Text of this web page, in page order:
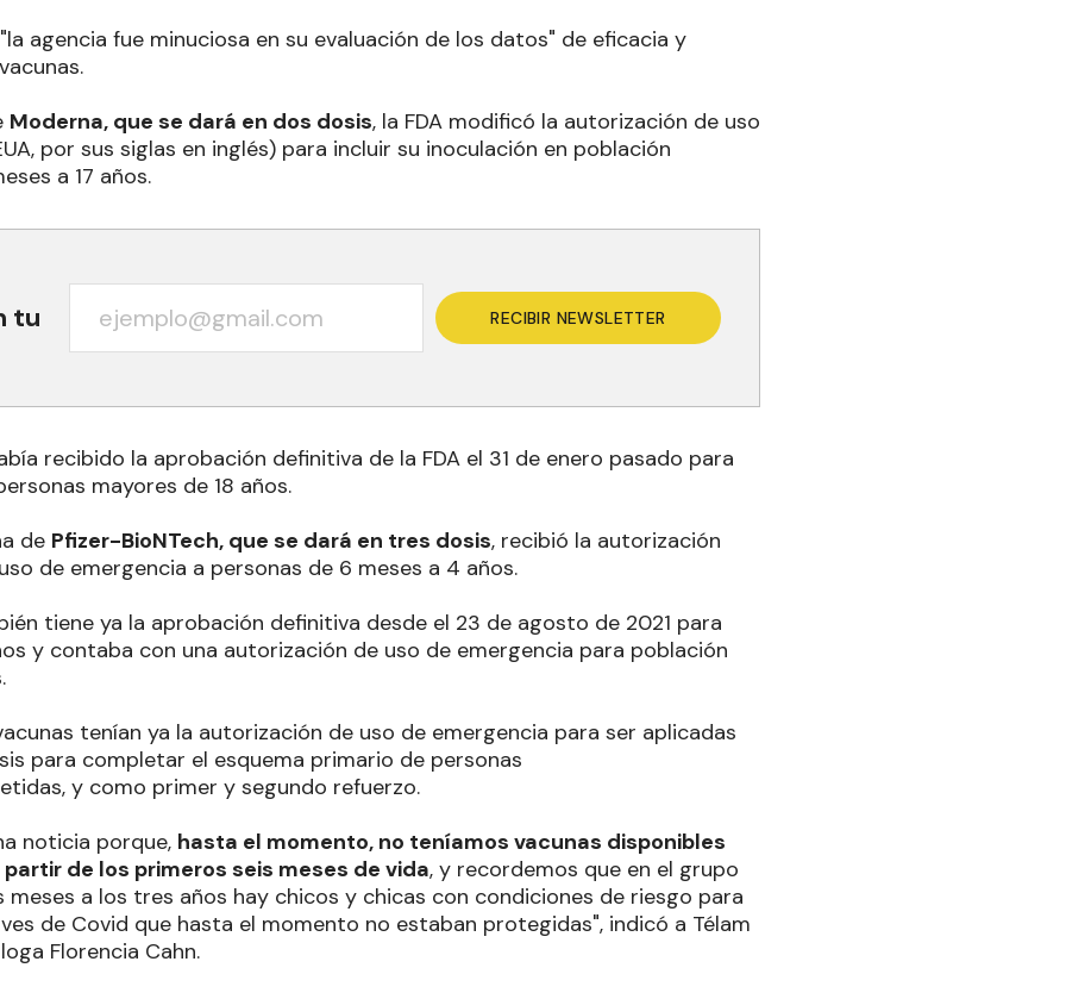
agencia fue minuciosa en su evaluación de los datos" de eficacia y
Moderna, que se dará en dos dosis, la FDA modificó la autorización de uso
por sus siglas en inglés) para incluir su inoculación en población
a 17 años.
tu RECIBIR NEWSLETTER
recibido la aprobación definitiva de la FDA el 31 de enero pasado para
mayores de 18 años.
de Pfizer-BioNTech, que se dará en tres dosis, recibió la autorización
de emergencia a personas de 6 meses a 4 años.
tiene ya la aprobación definitiva desde el 23 de agosto de 2021 para
y contaba con una autorización de uso de emergencia para población
tenían ya la autorización de uso de emergencia para ser aplicadas
para completar el esquema primario de personas
y como primer y segundo refuerzo.
noticia porque, hasta el momento, no teníamos vacunas disponibles
de los primeros seis meses de vida, y recordemos que en el grupo
meses a los tres años hay chicos y chicas con condiciones de riesgo para
de Covid que hasta el momento no estaban protegidas", indicó a Télam
Florencia Cahn.